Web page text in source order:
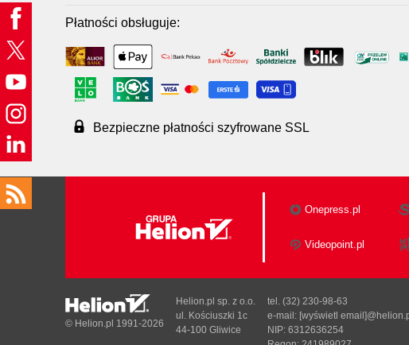
Płatności obsługuje:
Bezpieczne płatności szyfrowane SSL
Onepress.pl
Videopoint.pl
© Helion.pl 1991-2026
Helion.pl sp. z o.o.
ul. Kościuszki 1c
44-100 Gliwice
tel. (32) 230-98-63
e-mail: [wyświetl
NIP: 6312636254